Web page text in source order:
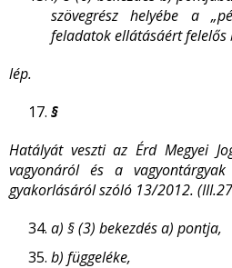
szövegrész helyébe a
feladatok ellátásáért felelős
lép.
§
Hatályát veszti az Érd Megyei
vagyonáról és a
gyakorlásáról szóló 13/2012.
a) § (3) bekezdés a) pontja,
b) függeléke,